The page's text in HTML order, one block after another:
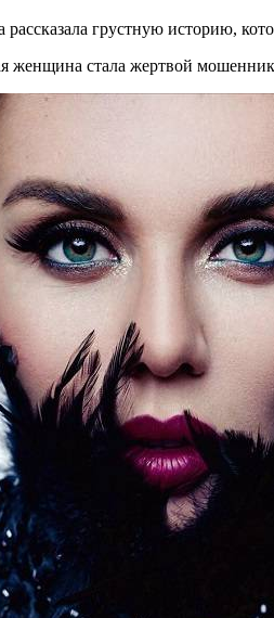
грустную историю,
женщина стала жертвой